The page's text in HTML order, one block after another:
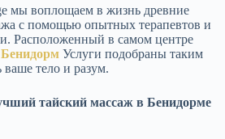
мы воплощаем в жизнь древние
с помощью опытных терапевтов и
Расположенный в самом центре
Услуги подобраны таким
тело и разум.
тайский массаж в Бенидорме